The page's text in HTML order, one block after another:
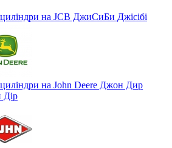
на JCB ДжиСиБи Джісібі
на John Deere Джон Дир